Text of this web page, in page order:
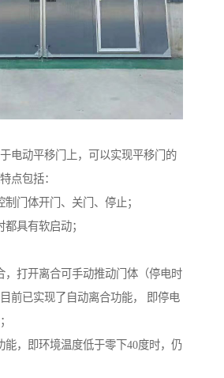
电动平移门上，可以实现平移门的
点包括：
门体开门、关门、停止；
具有软启动；
，打开离合可手动推动门体（停电时
前已实现了自动离合功能， 即停电
能，即环境温度低于零下40度时，仍